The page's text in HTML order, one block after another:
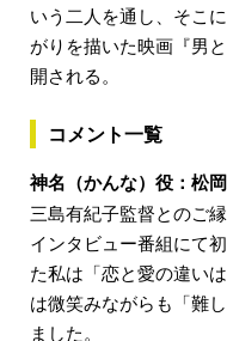
いう二人を通し、そこ
がりを描いた映画『男
開される。
コメント一覧
神名（かんな）役：松
三島有紀子監督とのご
インタビュー番組にて
た私は「恋と愛の違い
は微笑みながらも「難
ました。